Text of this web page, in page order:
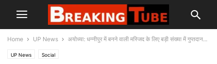
Home UP News अयोध्या: धन्नीपुर में बनने वाली मस्जिद के लिए बड़ी संख्या में गुप्तदान...
UP News Social